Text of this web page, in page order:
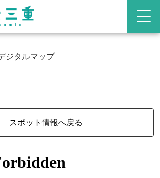
ジタルマップ
スポット情報へ戻る